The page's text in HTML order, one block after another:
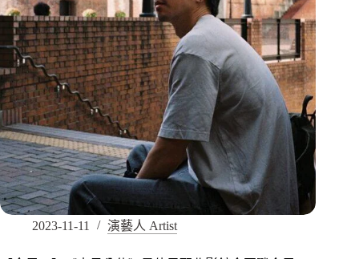
2023-11-11 演藝人 Artist